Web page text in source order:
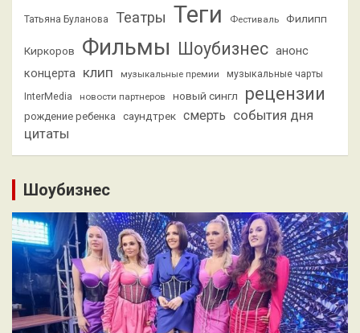
Татьяна Буланова Театры Теги Фестиваль Филипп
Киркоров Фильмы Шоубизнес анонс
концерта клип музыкальные премии
музыкальные чарты
InterMedia
новости партнеров новый сингл рецензии
рождение ребенка саундтрек смерть события дня
цитаты
Шоубизнес